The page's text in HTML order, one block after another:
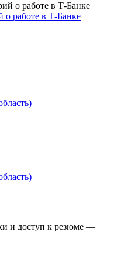
работе в Т-Банке
и доступ к резюме —